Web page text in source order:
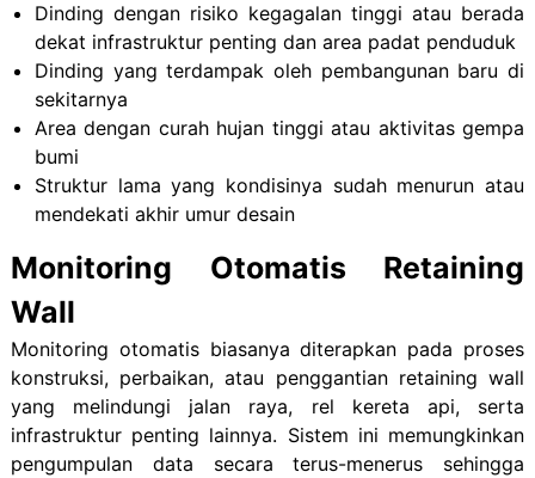
Dinding dengan risiko kegagalan tinggi atau berada
dekat infrastruktur penting dan area padat penduduk
Dinding yang terdampak oleh pembangunan baru di
sekitarnya
Area dengan curah hujan tinggi atau aktivitas gempa
bumi
Struktur lama yang kondisinya sudah menurun atau
mendekati akhir umur desain
Monitoring Otomatis Retaining
Wall
Monitoring otomatis biasanya diterapkan pada proses
konstruksi, perbaikan, atau penggantian retaining wall
yang melindungi jalan raya, rel kereta api, serta
infrastruktur penting lainnya. Sistem ini memungkinkan
pengumpulan data secara terus-menerus sehingga